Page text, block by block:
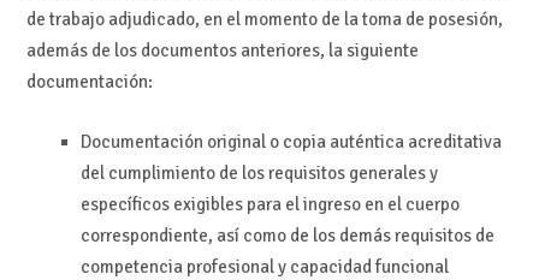
de trabajo adjudicado, en el momento de la toma de posesión,
además de los documentos anteriores, la siguiente
documentación:
Documentación original o copia auténtica acreditativa
del cumplimiento de los requisitos generales y
específicos exigibles para el ingreso en el cuerpo
correspondiente, así como de los demás requisitos de
competencia profesional y capacidad funcional